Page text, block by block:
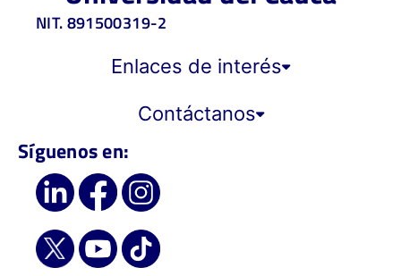
NIT. 891500319-2
Enlaces de interés
Contáctanos
Síguenos en: